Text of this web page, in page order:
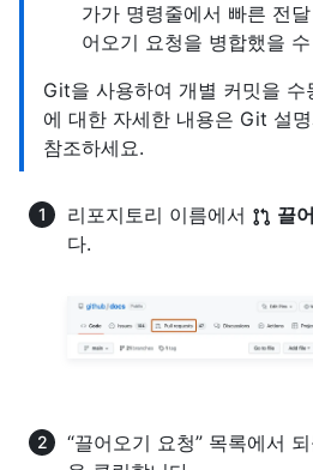
가가 명령줄에서 빠른 전
어오기 요청을 병합했을
Git을 사용하여 개별 커밋을 수
에 대한 자세한 내용은 Git 설
참조하세요.
리포지토리 이름에서 끌
다.
“끌어오기 요청” 목록에서